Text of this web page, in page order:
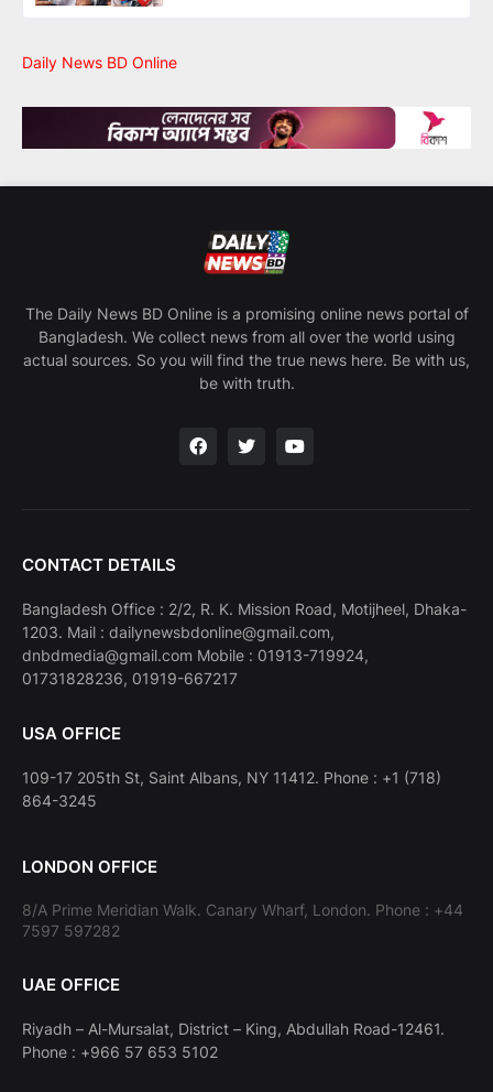
Daily News BD Online
The Daily News BD Online is a promising online news portal of
Bangladesh. We collect news from all over the world using
actual sources. So you will find the true news here. Be with us,
be with truth.
CONTACT DETAILS
Bangladesh Office : 2/2, R. K. Mission Road, Motijheel, Dhaka-
1203. Mail : dailynewsbdonline@gmail.com,
dnbdmedia@gmail.com Mobile : 01913-719924,
01731828236, 01919-667217
USA OFFICE
109-17 205th St, Saint Albans, NY 11412. Phone : +1 (718)
864-3245
LONDON OFFICE
8/A Prime Meridian Walk. Canary Wharf, London. Phone : +44
7597 597282
UAE OFFICE
Riyadh – Al-Mursalat, District – King, Abdullah Road-12461.
Phone : +966 57 653 5102